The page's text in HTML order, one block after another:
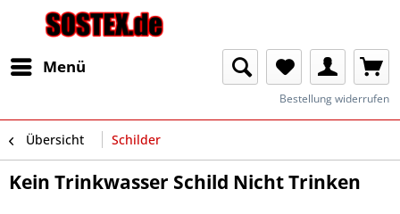
Menü
Bestellung widerrufen
Übersicht Schilder
Kein Trinkwasser Schild Nicht Trinken